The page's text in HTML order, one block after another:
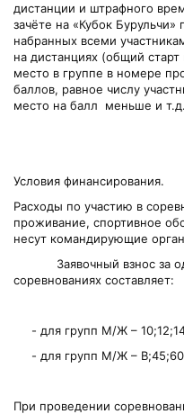
дистанции и штрафного
зачёте на «Кубок
набранных всеми
на дистанциях (общий старт
место в группе в номере
баллов, равное числу
место на балл меньше и т.д.
Условия финансирования.
Расходы по участию в
проживание, спортивное
несут командирующие
Заявочный взнос за
соревнованиях составляет:
- для групп М/Ж –
- для групп М/Ж – В;45;60
При проведении